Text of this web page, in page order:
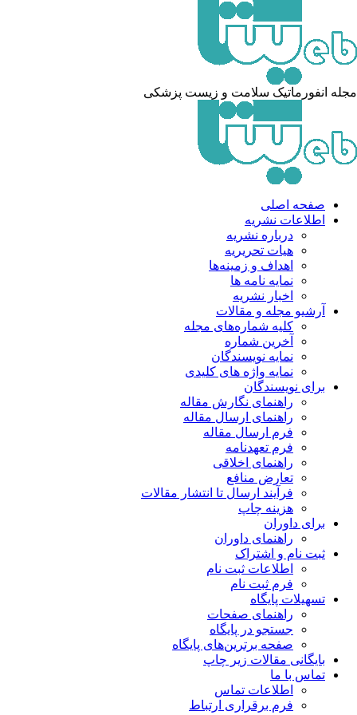
انفورماتیک سلامت و زیست پزشکی
صفحه اصلی
اطلاعات نشریه
درباره نشریه
هیات تحریریه
اهداف و زمینه‌ها
نمایه نامه ها
اخبار نشریه
آرشیو مجله و مقالات
کلیه شماره‌های مجله
آخرین شماره
نمایه نویسندگان
نمایه واژه های کلیدی
برای نویسندگان
راهنمای نگارش مقاله
راهنمای ارسال مقاله
فرم ارسال مقاله
فرم تعهدنامه
راهنمای اخلاقی
تعارض منافع
فرآیند ارسال تا انتشار مقالات
هزینه چاپ
برای داوران
راهنمای داوران
ثبت نام و اشتراک
اطلاعات ثبت نام
فرم ثبت نام
تسهیلات پایگاه
راهنمای صفحات
جستجو در پایگاه
صفحه برترین‌های پایگاه
بایگانی مقالات زیر چاپ
تماس با ما
اطلاعات تماس
فرم برقراری ارتباط